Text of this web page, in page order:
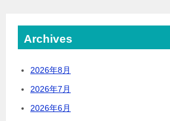
Archives
2026年8月
2026年7月
2026年6月